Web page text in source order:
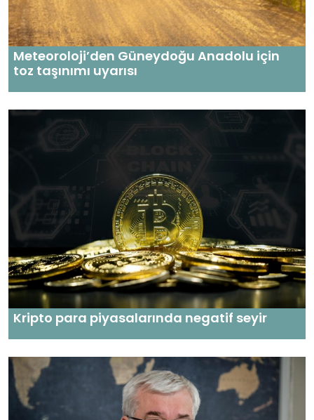
Meteoroloji’den Güneydoğu Anadolu için
toz taşınımı uyarısı
Kripto para piyasalarında negatif seyir